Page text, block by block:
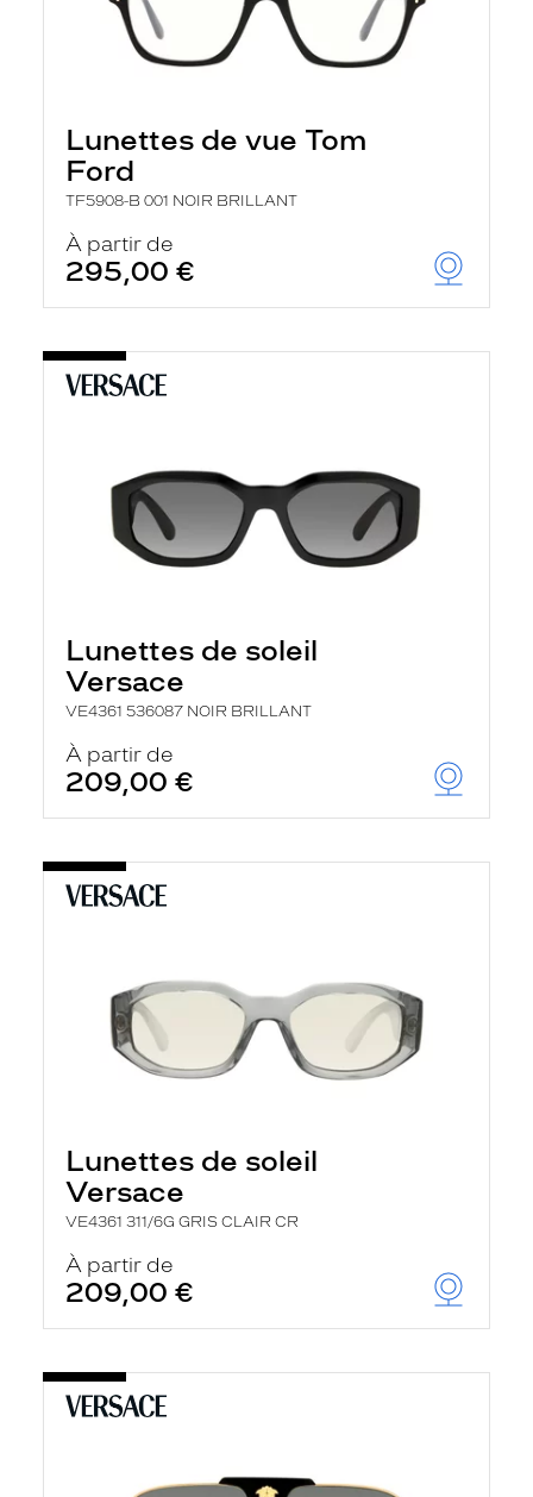
Lunettes de vue Tom
Ford
TF5908-B 001 NOIR BRILLANT
À partir de
295,00 €
Lunettes de soleil
Versace
VE4361 536087 NOIR BRILLANT
À partir de
209,00 €
Lunettes de soleil
Versace
VE4361 311/6G GRIS CLAIR CR
À partir de
209,00 €